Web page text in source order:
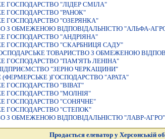
ГОСПОДАРСТВО "ЛІДЕР СМІЛА"
ГОСПОДАРСТВО "РАНОК"
ГОСПОДАРСТВО "ОЗЕРЯНКА"
З ОБМЕЖЕНОЮ ВІДПОВІДАЛЬНІСТЮ "АЛЬФА-
ГОСПОДАРСТВО "АНДРIЯНА"
ГОСПОДАРСТВО "СКАРБНИЦЯ САДУ"
ТОВАРИСТВО З ОБМЕЖЕНОЮ
ГОСПОДАРСТВО "ПАМ'ЯТЬ ЛЕНIНА"
"ЗЕРНО ЧЕРКАЩИНИ"
)ГОСПОДАРСТВО "АРАТА"
ГОСПОДАРСТВО "ВIВАТ"
ГОСПОДАРСТВО "МОЛНІЯ"
ГОСПОДАРСТВО "СОНЯЧНЕ"
ГОСПОДАРСТВО "СТЕПОК"
З ОБМЕЖЕНОЮ ВIДПОВIДАЛЬНIСТЮ "ЛАВР-АГРО"
Продається елеватор у Херсонській